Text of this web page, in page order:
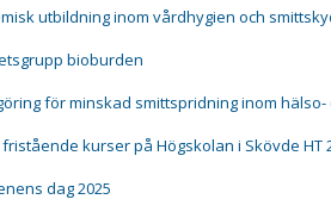
utbildning inom vårdhygien och
bioburden
för minskad smittspridning inom
kurser på Högskolan i Skövde HT
dag 2025